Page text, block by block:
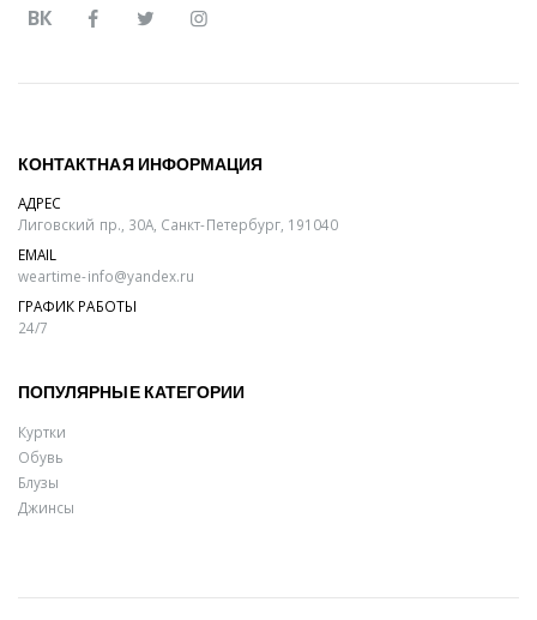
ВК
КОНТАКТНАЯ ИНФОРМАЦИЯ
АДРЕС
Лиговский пр., 30А, Санкт-Петербург, 191040
EMAIL
weartime-info@yandex.ru
ГРАФИК РАБОТЫ
24/7
ПОПУЛЯРНЫЕ КАТЕГОРИИ
Куртки
Обувь
Блузы
Джинсы